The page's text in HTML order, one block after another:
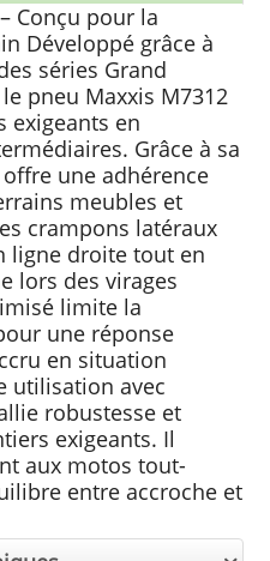
Conçu pour la
Développé grâce à
séries Grand
pneu Maxxis M7312
exigeants en
Grâce à sa
une adhérence
meubles et
crampons latéraux
ligne droite tout en
lors des virages
limite la
une réponse
en situation
utilisation avec
robustesse et
exigeants. Il
aux motos tout-
entre accroche et